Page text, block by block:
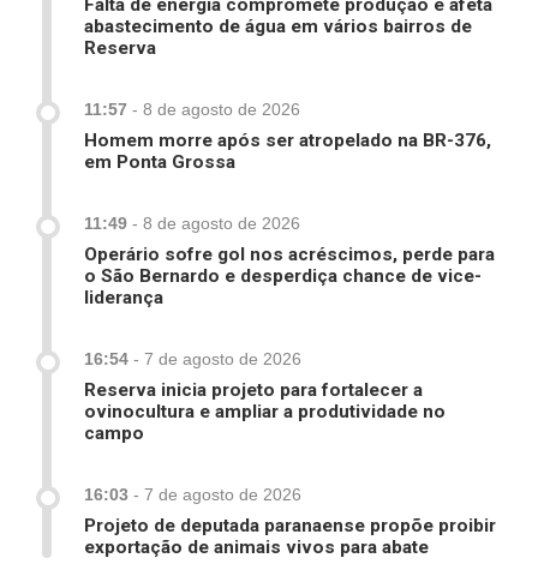
Falta de energia compromete produção e afeta
abastecimento de água em vários bairros de
Reserva
11:57 - 8 de agosto de 2026
Homem morre após ser atropelado na BR-376,
em Ponta Grossa
11:49 - 8 de agosto de 2026
Operário sofre gol nos acréscimos, perde para
o São Bernardo e desperdiça chance de vice-
liderança
16:54 - 7 de agosto de 2026
Reserva inicia projeto para fortalecer a
ovinocultura e ampliar a produtividade no
campo
16:03 - 7 de agosto de 2026
Projeto de deputada paranaense propõe proibir
exportação de animais vivos para abate